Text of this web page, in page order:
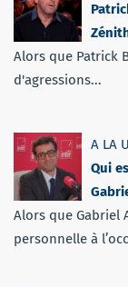
Alors que Patrick
d'agressions...
A LA
Qui
Alors que Gabriel
personnelle à